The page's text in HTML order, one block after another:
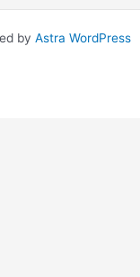
byAstra WordPress